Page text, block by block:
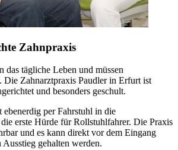
Zahnpraxis
das tägliche Leben und müssen
Die Zahnarztpraxis Paudler in Erfurt ist
und besonders geschult.
per Fahrstuhl in die
erste Hürde für Rollstuhlfahrer. Die Praxis
und es kann direkt vor dem Eingang
gehalten werden.